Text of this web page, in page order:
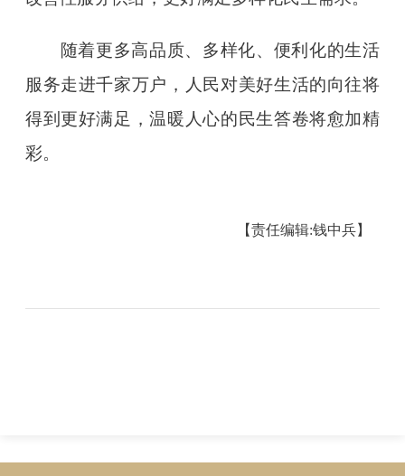
随着更多高品质、多样化、便利化的生活
服务走进千家万户，人民对美好生活的向往将
得到更好满足，温暖人心的民生答卷将愈加精
彩。
【责任编辑:钱中兵】